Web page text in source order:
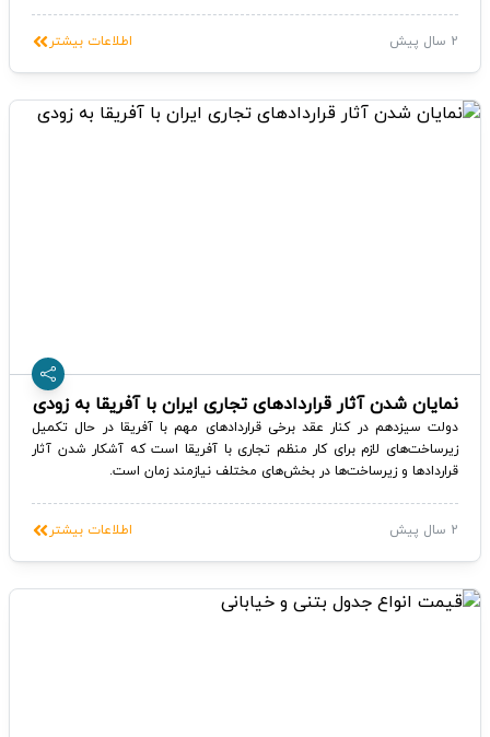
2 سال پیش اطلاعات بیشتر
نمایان شدن آثار قراردادهای تجاری ایران با آفریقا به زودی
دولت سیزدهم در کنار عقد برخی قراردادهای مهم با آفریقا در حال تکمیل
زیرساخت‌های لازم برای کار منظم تجاری با آفریقا است که آشکار شدن آثار
قراردادها و زیرساخت‌ها در بخش‌های مختلف نیازمند زمان است.
2 سال پیش اطلاعات بیشتر